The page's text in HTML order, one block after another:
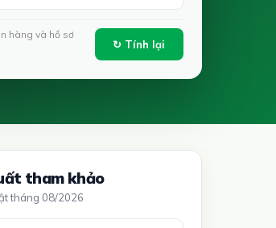
hàng và hồ sơ
↻ Tính lại
tham khảo
tháng 08/2026